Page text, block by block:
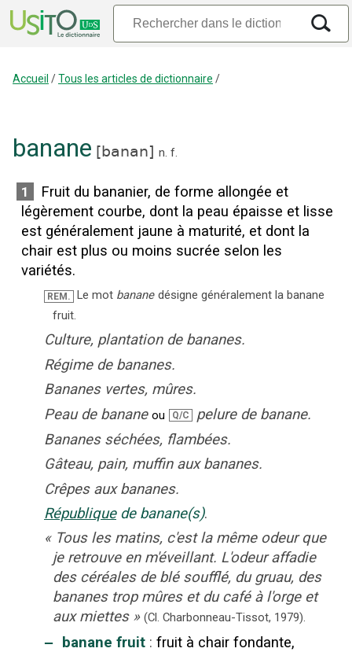
Accueil /Tous les articles de dictionnaire /
banane [banan] n. f.
1
Fruit du bananier, de forme allongée et
légèrement courbe, dont la peau épaisse et lisse
est généralement jaune à maturité, et dont la
chair est plus ou moins sucrée selon les
variétés.
REM. Le mot banane désigne généralement la banane
fruit.
Culture, plantation de bananes.
Régime de bananes.
Bananes vertes, mûres.
Peau de banane ou Q/C
pelure de banane.
Bananes séchées, flambées.
Gâteau, pain, muffin aux bananes.
Crêpes aux bananes.
République de banane(s).
« Tous les matins, c'est la même odeur que
je retrouve en m'éveillant. L'odeur affadie
des céréales de blé soufflé, du gruau, des
bananes trop mûres et du café à l'orge et
aux miettes » (Cl. Charbonneau-Tissot, 1979).
‒ banane fruit : fruit à chair fondante,